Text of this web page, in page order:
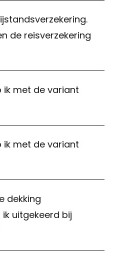
de reisverzekering
ik met de variant
ik met de variant
dekking
uitgekeerd bij